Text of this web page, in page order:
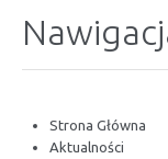
Strona Główna
Aktualności